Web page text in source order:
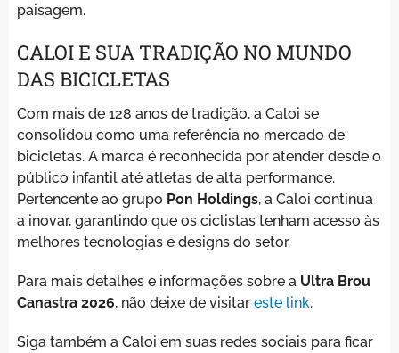
paisagem.
CALOI E SUA TRADIÇÃO NO MUNDO
DAS BICICLETAS
Com mais de 128 anos de tradição, a Caloi se
consolidou como uma referência no mercado de
bicicletas. A marca é reconhecida por atender desde o
público infantil até atletas de alta performance.
Pertencente ao grupo Pon Holdings, a Caloi continua
a inovar, garantindo que os ciclistas tenham acesso às
melhores tecnologias e designs do setor.
Para mais detalhes e informações sobre a Ultra Brou
Canastra 2026, não deixe de visitar este link.
Siga também a Caloi em suas redes sociais para ficar